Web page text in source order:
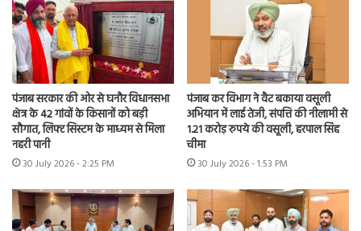
पंजाब सरकार की ओर से घनौर विधानसभा
क्षेत्र के 42 गांवों के किसानों को बड़ी
सौगात, लिफ्ट सिस्टम के माध्यम से मिला
नहरी पानी
30 July 2026 - 2:25 PM
पंजाब कर विभाग ने वैट बकाया वसूली
अभियान में लाई तेजी, संपत्ति की नीलामी से
1.21 करोड़ रुपये की वसूली, हरपाल सिंह
चीमा
30 July 2026 - 1:53 PM